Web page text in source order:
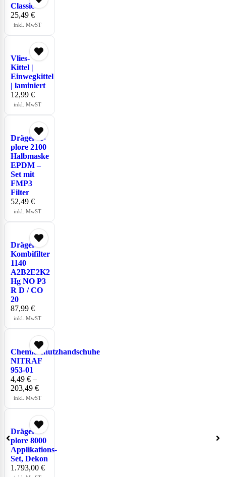
Classic
25,49 €
inkl. MwST
Vlies-
Kittel |
Einwegkittel
| laminiert
12,99 €
inkl. MwST
Dräger X-
plore 2100
Halbmaske
EPDM –
Set mit
FMP3
Filter
52,49 €
inkl. MwST
Dräger
Kombifilter
1140
A2B2E2K2
Hg NO P3
R D / CO
20
87,99 €
inkl. MwST
Chemieschutzhandschuhe
NITRAF
953-01
4,49 € –
203,49 €
inkl. MwST
Dräger x-
plore 8000
Applikations-
Set, Dekon
1.793,00 €